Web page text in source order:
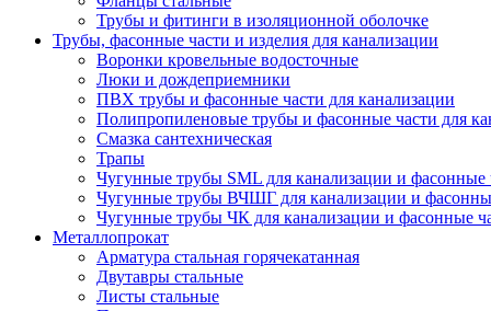
Трубы и фитинги в изоляционной оболочке
Трубы, фасонные части и изделия для канализации
Воронки кровельные водосточные
Люки и дождеприемники
ПВХ трубы и фасонные части для канализации
Полипропиленовые трубы и фасонные части для
Смазка сантехническая
Трапы
Чугунные трубы SML для канализации и фасонные
Чугунные трубы ВЧШГ для канализации и
Чугунные трубы ЧК для канализации и фасонные
Металлопрокат
Арматура стальная горячекатанная
Двутавры стальные
Листы стальные